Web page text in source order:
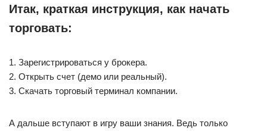
Итак, краткая инструкция, как начать
торговать:
1. Зарегистрироваться у брокера.
2. Открыть счет (демо или реальный).
3. Скачать торговый терминал компании.
А дальше вступают в игру ваши знания. Ведь только